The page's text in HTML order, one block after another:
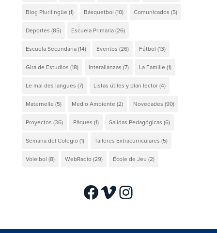
Blog Plurilingüe (1) Básquetbol (10) Comunicados (5)
Deportes (85) Escuela Primaria(26)
Escuela Secundaria(14) Eventos (26) Fútbol (13)
Gira de Estudios (18) Interalianzas (7) La Famille (1)
Le mai des langues (7) Listas útiles y plan lector(4)
Maternelle (5) Medio Ambiente (2) Novedades (90)
Proyectos (36) Pâques (1) Salidas Pedagógicas (6)
Semana del Colegio(1) Talleres Extracurriculares (5)
Voleibol (8) WebRadio(29) École de Jeu (2)
Facebook
VimeoInstagram